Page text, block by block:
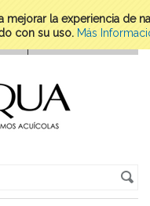
mejorar la experiencia de
con su uso. Más